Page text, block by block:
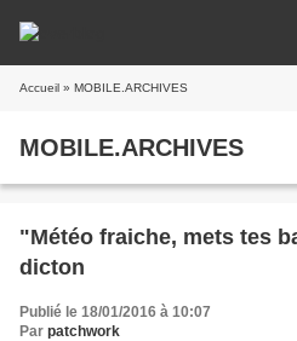
Accueil » MOBILE.ARCHIVES
MOBILE.ARCHIVES
"Météo fraiche, mets tes
dicton
Publié le 18/01/2016 à 10:07
Par patchwork